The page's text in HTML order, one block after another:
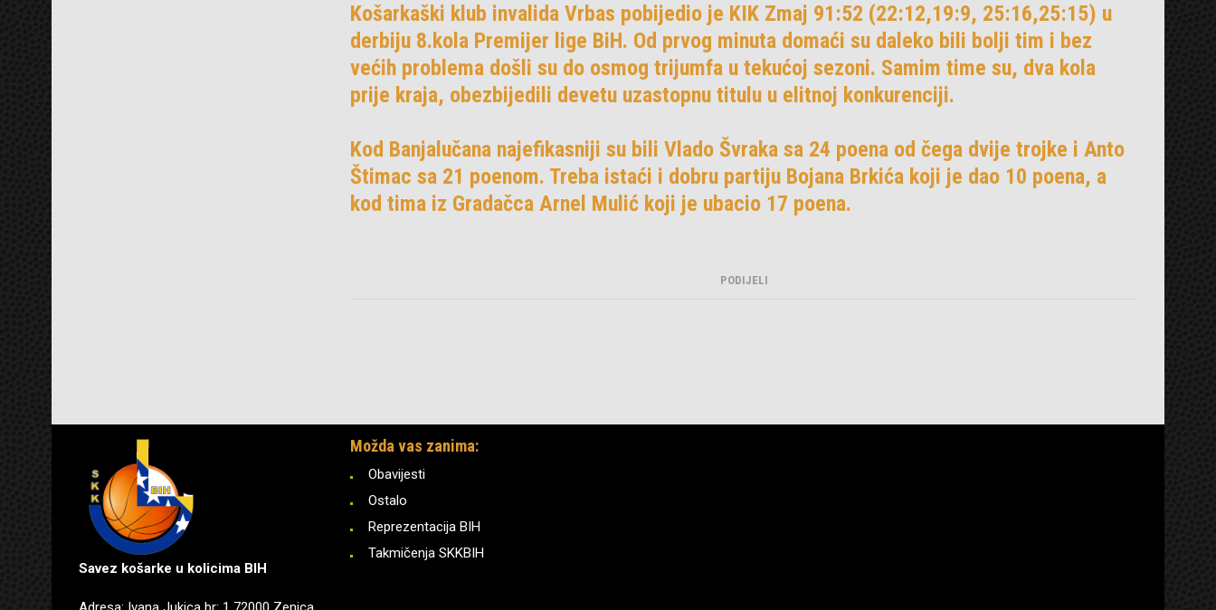
Košarkaški klub invalida Vrbas pobijedio je KIK Zmaj 91:52 (22:12,19:9, 25:16,25:15) u
derbiju 8.kola Premijer lige BiH. Od prvog minuta domaći su daleko bili bolji tim i bez
većih problema došli su do osmog trijumfa u tekućoj sezoni. Samim time su, dva kola
prije kraja, obezbijedili devetu uzastopnu titulu u elitnoj konkurenciji.
Kod Banjalučana najefikasniji su bili Vlado Švraka sa 24 poena od čega dvije trojke i Anto
Štimac sa 21 poenom. Treba istaći i dobru partiju Bojana Brkića koji je dao 10 poena, a
kod tima iz Gradačca Arnel Mulić koji je ubacio 17 poena.
PODIJELI
Savez košarke u kolicima BIH
Možda vas zanima:
Obavijesti
Ostalo
Reprezentacija BIH
Takmičenja SKKBIH